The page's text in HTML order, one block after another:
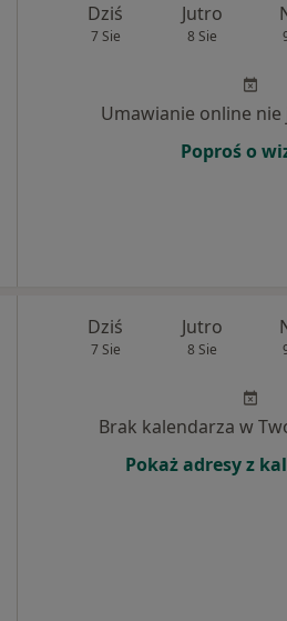
Dziś
7 Sie
Jutro
8 Sie
Umawianie online
Poproś o
Dziś
7 Sie
Jutro
8 Sie
Brak kalendarza w
Pokaż adresy z